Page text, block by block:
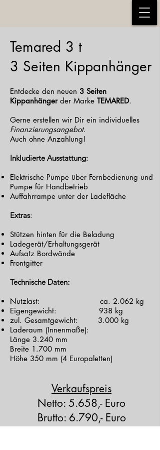
Temared 3 t
3 Seiten Kippanhänger
Entdecke den neuen 3 Seiten
Kippanhängerder Marke TEMARED.
Gerne erstellen wir Dir ein individuelles
Finanzierungsangebot.
Auch ohne Anzahlung!
Inkludierte Ausstattung:
Elektrische Pumpe über Fernbedienung und
Pumpe für Handbetrieb
Auffahrrampe unter der Ladefläche
Extras:
Stützen hinten für die Beladung
Ladegerät/Erhaltungsgerät
Aufsatz Bordwände
Frontgitter
Technische Daten:
Nutzlast: ca. 2.062 kg
Eigengewicht: 938 kg
zul. Gesamtgewicht: 3.000 kg
Laderaum (Innenmaße):
Länge 3.240 mm
Breite 1.700 mm
Höhe 350 mm (4 Europaletten)
Verkaufspreis
Netto: 5.658,- Euro
Brutto: 6.790,- Euro